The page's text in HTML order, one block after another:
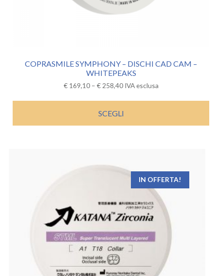
COPRASMILE SYMPHONY – DISCHI CAD CAM –
WHITEPEAKS
€169,10– €258,40 IVA esclusa
SCEGLI
IN OFFERTA!